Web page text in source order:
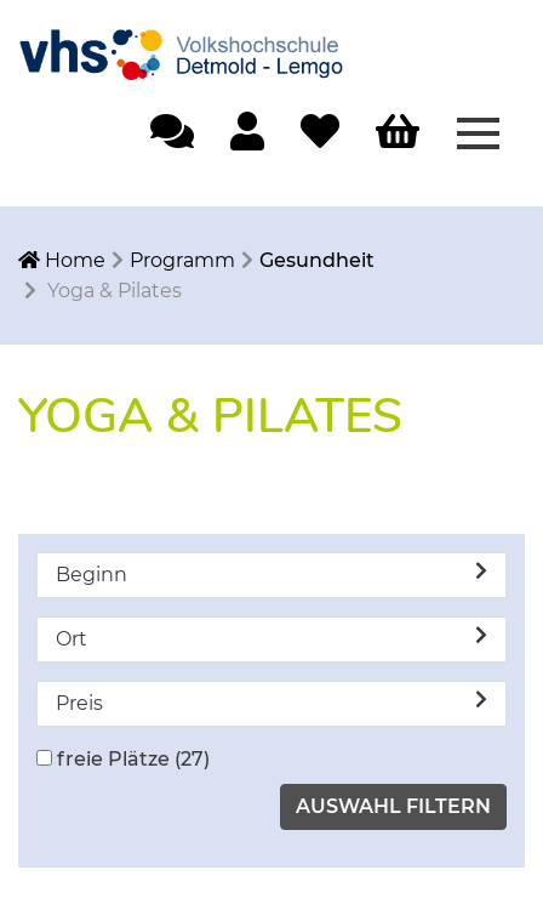
Home Programm
Gesundheit
Yoga & Pilates
YOGA & PILATES
Beginn
Ort
Preis
freie Plätze (27)